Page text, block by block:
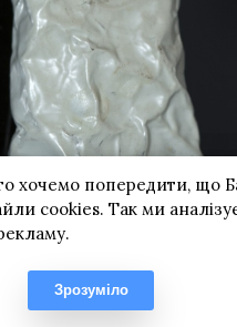
хочемо попередити, що
cookies. Так ми
Зрозуміло